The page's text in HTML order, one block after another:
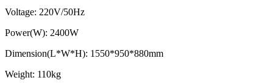
Voltage: 220V/50Hz
Power(W): 2400W
Dimension(L*W*H): 1550*950*880mm
Weight: 110kg